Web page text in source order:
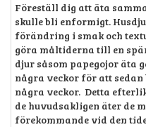
Föreställ dig att äta
skulle bli enformigt.
förändring i smak och
göra måltiderna till en
djur såsom papegojor äta
några veckor för att
några veckor. Detta
de huvudsakligen äter de
förekommande vid den